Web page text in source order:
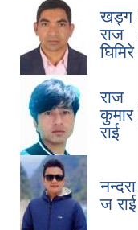
खड्ग
राज
घिमिरे
राज
कुमार
राई
नन्दरा
ज राई